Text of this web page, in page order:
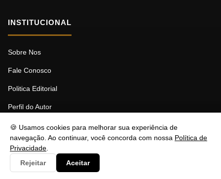
🍪 Usamos cookies para melhorar sua experiência de
navegação. Ao continuar, você concorda com nossa Política de
Privacidade
Rejeitar
Aceitar
INSTITUCIONAL
Sobre Nos
Fale Conosco
Politica Editorial
Perfil do Autor
© 2026 MDBF. Todos os direitos reservados.
Responsável: Stéfano Barcellos | contato@nztbr.com